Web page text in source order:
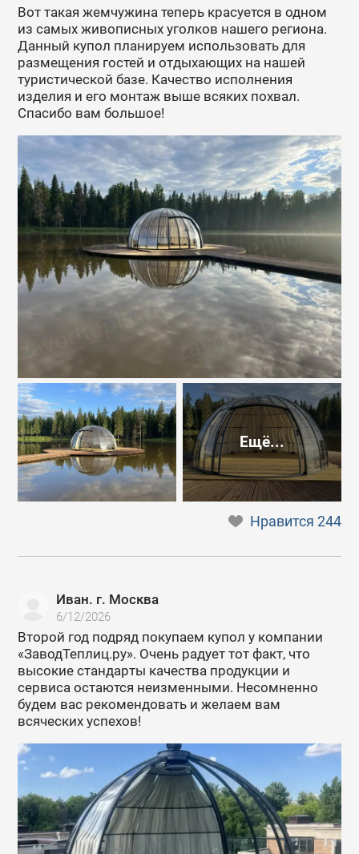
Вот такая жемчужина теперь красуется в одном
из самых живописных уголков нашего региона.
Данный купол планируем использовать для
размещения гостей и отдыхающих на нашей
туристической базе. Качество исполнения
изделия и его монтаж выше всяких похвал.
Спасибо вам большое!
Ещё...
Нравится244
Иван. г. Москва
6/12/2026
Второй год подряд покупаем купол у компании
«ЗаводТеплиц.ру». Очень радует тот факт, что
высокие стандарты качества продукции и
сервиса остаются неизменными. Несомненно
будем вас рекомендовать и желаем вам
всяческих успехов!